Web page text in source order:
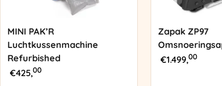
MINI PAK’R
Luchtkussenmachine
Refurbished
€425,00
Zapak ZP97
€1.499,00